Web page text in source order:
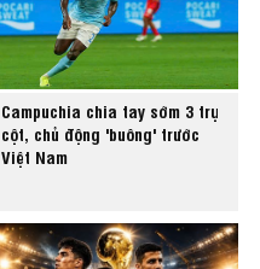
Campuchia chia tay sớm 3 trụ
cột, chủ động 'buông' trước
Việt Nam